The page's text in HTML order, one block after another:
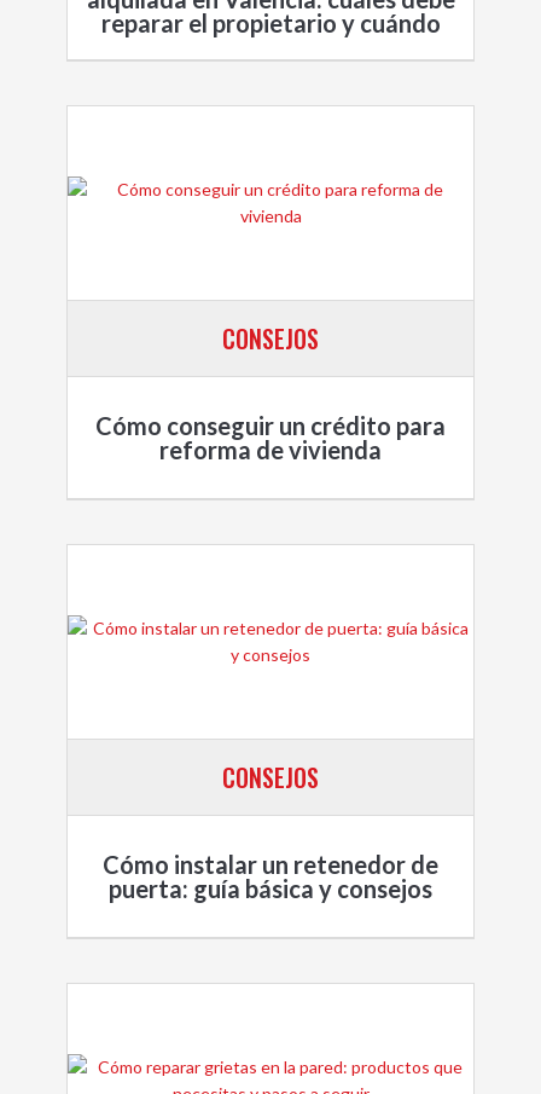
reparar el propietario y cuándo
CONSEJOS
Cómo conseguir un crédito para
reforma de vivienda
CONSEJOS
Cómo instalar un retenedor de
puerta: guía básica y consejos